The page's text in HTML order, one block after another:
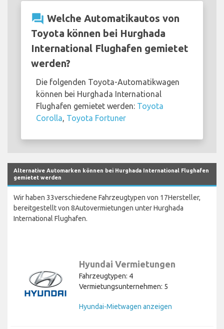
question_answer Welche Automatikautos von
Toyota können bei Hurghada
International Flughafen gemietet
werden?
Die folgenden Toyota-Automatikwagen
können bei Hurghada International
Flughafen gemietet werden: Toyota
Corolla Toyota Fortuner
Alternative Automarken können bei Hurghada International Flughafen
gemietet werden
Wir haben 33verschiedene Fahrzeugtypen von 17Hersteller,
bereitgestellt von 8Autovermietungen unter Hurghada
International Flughafen.
Hyundai Vermietungen
Fahrzeugtypen: 4
Vermietungsunternehmen: 5
Hyundai-Mietwagen anzeigen